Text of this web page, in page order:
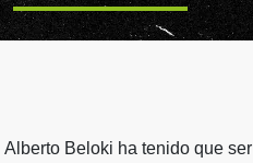
Alberto Beloki ha tenido que